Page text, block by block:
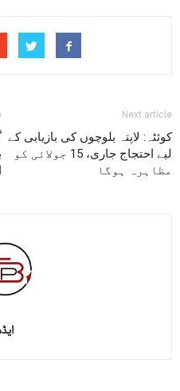
Next article
کوئٹہ: لاپتہ بلوچوں کی بازیابی کے
لیے احتجاج جاری، 15 جولائی کو
مظاہرہ ہوگا